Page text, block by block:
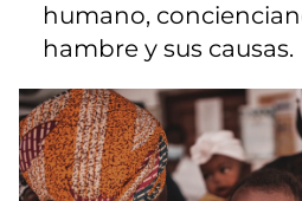
humano,
hambre y sus causas.